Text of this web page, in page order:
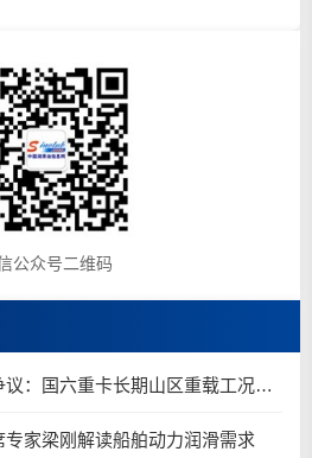
公众号二维码
低粘度重载柴机油普及争议：国六重卡长期山区重载工况是否适合0W-20柴油机油？
家梁刚解读船舶动力润滑需求